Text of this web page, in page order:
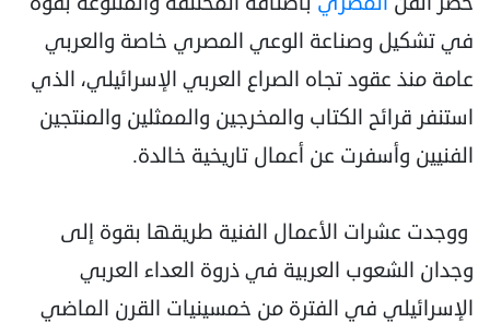
في تشكيل وصناعة الوعي المصري خاصة والعربي
عامة منذ عقود تجاه الصراع العربي الإسرائيلي، الذي
استنفر قرائح الكتاب والمخرجين والممثلين والمنتجين
الفنيين وأسفرت عن أعمال تاريخية خالدة.
ووجدت عشرات الأعمال الفنية طريقها بقوة إلى
وجدان الشعوب العربية في ذروة العداء العربي
الإسرائيلي في الفترة من خمسينيات القرن الماضي